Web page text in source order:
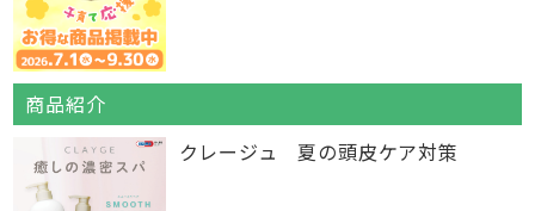
商品紹介
クレージュ 夏の頭皮ケア対策